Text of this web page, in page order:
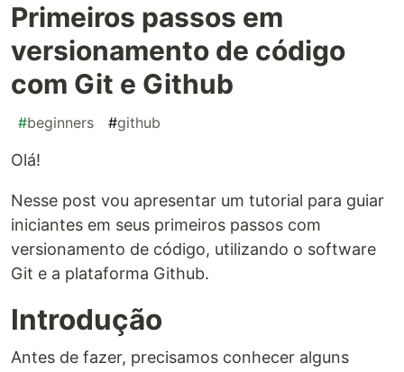
Primeiros passos em
versionamento de código
com Git e Github
#beginners #github
Olá!
Nesse post vou apresentar um tutorial para guiar
iniciantes em seus primeiros passos com
versionamento de código, utilizando o software
Git e a plataforma Github.
Introdução
Antes de fazer, precisamos conhecer alguns